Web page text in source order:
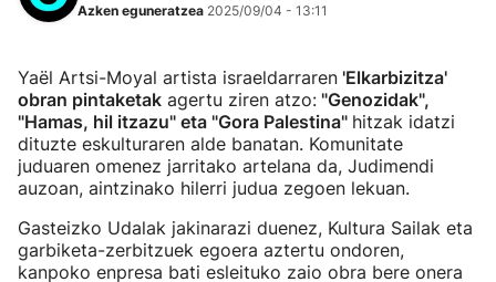
Azken eguneratzea 2025/09/04 - 13:11
Yaël Artsi-Moyal artista israeldarraren 'Elkarbizitza'
obran pintaketak agertu ziren atzo: "Genozidak",
"Hamas, hil itzazu" eta "Gora Palestina" hitzak idatzi
dituzte eskulturaren alde banatan. Komunitate
juduaren omenez jarritako artelana da, Judimendi
auzoan, aintzinako hilerri judua zegoen lekuan.
Gasteizko Udalak jakinarazi duenez, Kultura Sailak eta
garbiketa-zerbitzuek egoera aztertu ondoren,
kanpoko enpresa bati esleituko zaio obra bere onera